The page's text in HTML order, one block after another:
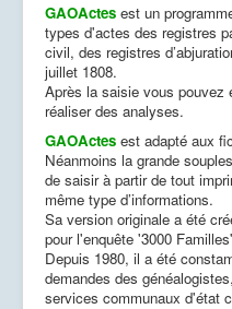
Vous êtes ici : Accueil
GAOActes est un
types d'actes des registres
civil, des registres
juillet 1808.
Après la saisie vous
réaliser des analyses.
GAOActes est adapté aux
Néanmoins la grande
de saisir à partir de tout
même type d’informations.
Sa version originale a été
pour l'enquête '3000
Depuis 1980, il a été
demandes des
services communaux d'état